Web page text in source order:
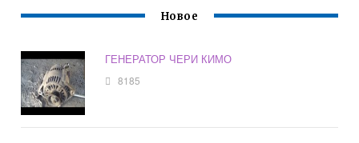
Новое
ГЕНЕРАТОР ЧЕРИ КИМО
8185